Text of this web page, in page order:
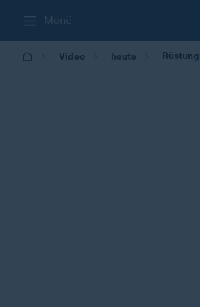
Menü
Video heute